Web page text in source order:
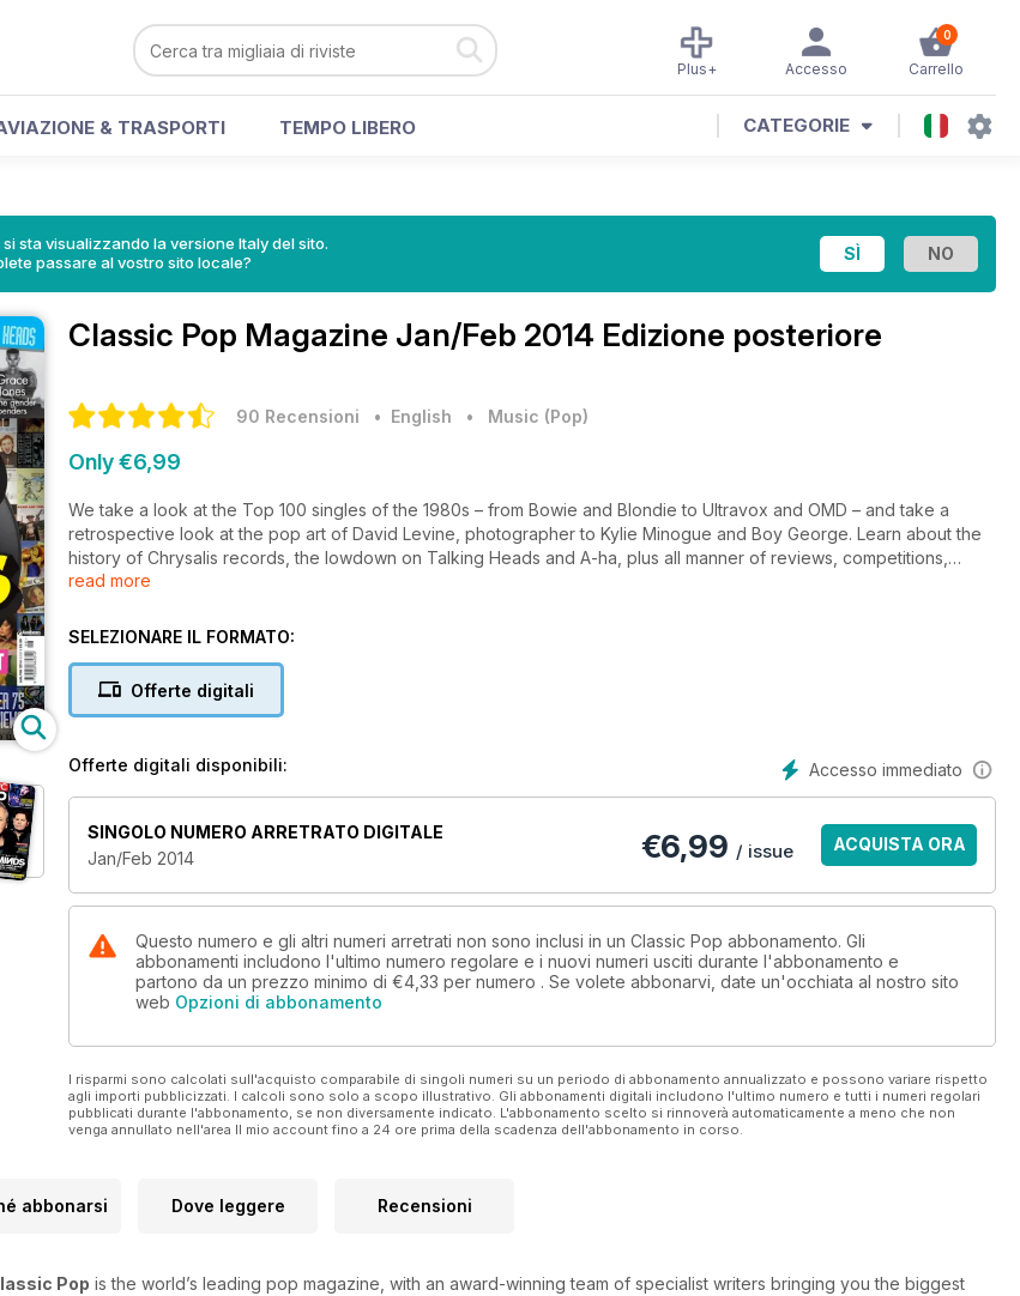
0
Carrello
Accesso
Plus+
& TRASPORTI TEMPO LIBERO CATEGORIE
sta visualizzando la versione Italy del sito.
passare al vostro sito locale?
Classic Pop Magazine Jan/Feb 2014 Edizione posteriore
90 Recensioni • English • Music (Pop)
Only €6,99
We take a look at the Top 100 singles of the 1980s – from Bowie and Blondie to Ultravox and OMD – and take a
retrospective look at the pop art of David Levine, photographer to Kylie Minogue and Boy George. Learn about the
history of Chrysalis records, the lowdown on Talking Heads and A-ha, plus all manner of reviews, competitions,
posters and news.
read more
SELEZIONARE IL FORMATO:
Offerte digitali
Accesso immediato
Offerte digitali disponibili:
SINGOLO NUMERO ARRETRATO DIGITALE
Jan/Feb 2014
€6,99 / issue ACQUISTA ORA
Questo numero e gli altri numeri arretrati non sono inclusi in un Classic Pop abbonamento. Gli
abbonamenti includono l'ultimo numero regolare e i nuovi numeri usciti durante l'abbonamento e
partono da un prezzo minimo di €4,33 per numero . Se volete abbonarvi, date un'occhiata al nostro sito
web Opzioni di abbonamento
I risparmi sono calcolati sull'acquisto comparabile di singoli numeri su un periodo di abbonamento annualizzato e possono variare rispetto
agli importi pubblicizzati. I calcoli sono solo a scopo illustrativo. Gli abbonamenti digitali includono l'ultimo numero e tutti i numeri regolari
pubblicati durante l'abbonamento, se non diversamente indicato. L'abbonamento scelto si rinnoverà automaticamente a meno che non
venga annullato nell'area Il mio account fino a 24 ore prima della scadenza dell'abbonamento in corso.
abbonarsi Dove leggere Recensioni
Pop is the world’s leading pop magazine, with an award-winning team of specialist writers bringing you the biggest